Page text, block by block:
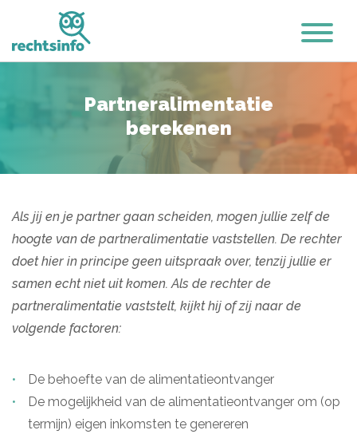
Partneralimentatie
berekenen
Als jij en je partner gaan scheiden, mogen jullie zelf de
hoogte van de partneralimentatie vaststellen. De rechter
doet hier in principe geen uitspraak over, tenzij jullie er
samen echt niet uit komen. Als de rechter de
partneralimentatie vaststelt, kijkt hij of zij naar de
volgende factoren:
De behoefte van de alimentatieontvanger
De mogelijkheid van de alimentatieontvanger om (op
termijn) eigen inkomsten te genereren